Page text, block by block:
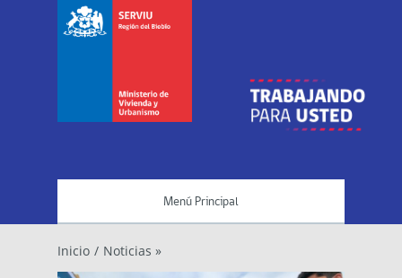
Menú Principal
Inicio / Noticias »